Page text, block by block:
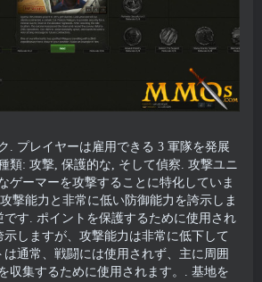
. プレイヤーは雇用できる 3 軍隊を発展
類: 攻撃, 保護的な, そして偵察. 攻撃ユニ
ゲーマーを攻撃することに特化していま
撃能力と非常に低い防御能力を誇示しま
す. ポイントを保護するために使用され
示しますが、攻撃能力は非常に低下して
通常、戦闘には使用されず、主に周囲
収集するために使用されます。. 基地を